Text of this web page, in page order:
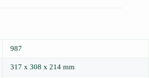
987
317 x 308 x 214 mm